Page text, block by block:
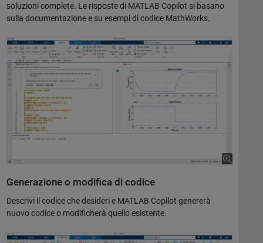
soluzioni complete. Le risposte di MATLAB Copilot si basano
sulla documentazione e su esempi di codice MathWorks.
Generazione o modifica di codice
Descrivi il codice che desideri e MATLAB Copilot genererà
nuovo codice o modificherà quello esistente.